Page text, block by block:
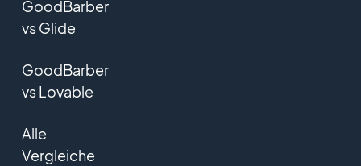
GoodBarber
vs Glide
GoodBarber
vs Lovable
Alle
Vergleiche